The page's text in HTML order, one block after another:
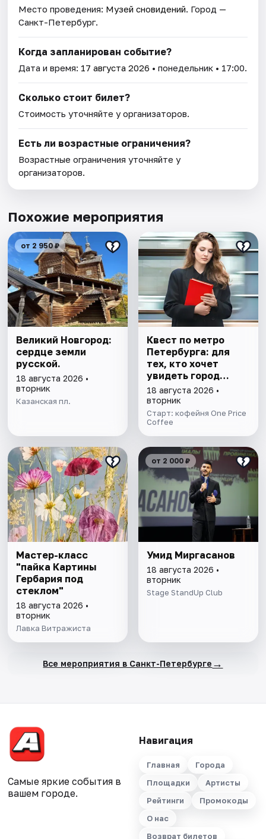
Место проведения: Музей сновидений. Город —
Санкт-Петербург.
Когда запланирован событие?
Дата и время: 17 августа 2026 • понедельник • 17:00.
Сколько стоит билет?
Стоимость уточняйте у организаторов.
Есть ли возрастные ограничения?
Возрастные ограничения уточняйте у
организаторов.
Похожие мероприятия
от 2 950 ₽
Великий Новгород:
сердце земли
русской.
18 августа 2026 •
вторник
Казанская пл.
Квест по метро
Петербурга: для
тех, кто хочет
увидеть город
иначе
18 августа 2026 •
вторник
Старт: кофейня One Price
Coffee
Мастер-класс
"пайка Картины
Гербария под
стеклом"
18 августа 2026 •
вторник
Лавка Витражиста
от 2 000 ₽
Умид Миргасанов
18 августа 2026 •
вторник
Stage StandUp Club
Все мероприятия в Санкт-Петербурге →
Самые яркие события в
вашем городе.
Навигация
Главная
Города
Площадки
Артисты
Рейтинги
Промокоды
О нас
Возврат билетов